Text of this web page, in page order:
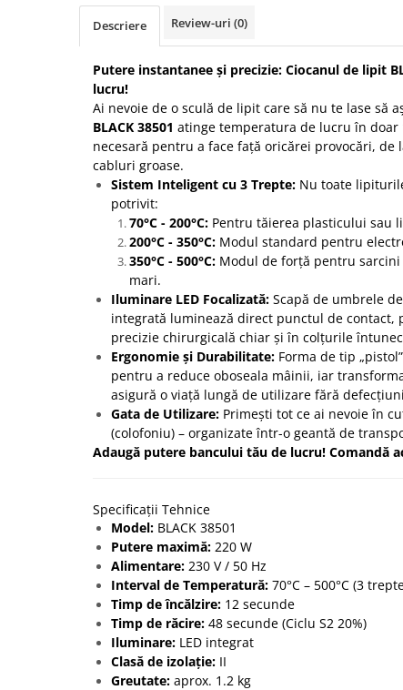
Protectia muncii
Scule Pneumatice
Suport motocicleta
Tunuri de caldura si aeroteme
Utilaje constructie
Descriere Review-uri (0)
Putere instantanee și precizie: Ciocanul de lipit
lucru!
Ai nevoie de o sculă de lipit care să nu te lase să
BLACK 38501 atinge temperatura de lucru în doar
necesară pentru a face față oricărei provocări, de
cabluri groase.
Sistem Inteligent cu 3 Trepte: Nu toate
potrivit:
70°C - 200°C: Pentru tăierea plasticului sau
200°C - 350°C: Modul standard pentru
350°C - 500°C: Modul de forță pentru
mari.
Iluminare LED Focalizată: Scapă de umbrele
integrată luminează direct punctul de contact,
precizie chirurgicală chiar și în colțurile
Ergonomie și Durabilitate: Forma de tip
pentru a reduce oboseala mâinii, iar
asigură o viață lungă de utilizare fără
Gata de Utilizare: Primești tot ce ai nevoie în
(colofoniu) – organizate într-o geantă de
Adaugă putere bancului tău de lucru! Comandă
Specificații Tehnice
Model: BLACK 38501
Putere maximă: 220 W
Alimentare: 230 V / 50 Hz
Interval de Temperatură: 70°C – 500°C (3
Timp de încălzire: 12 secunde
Timp de răcire: 48 secunde (Ciclu S2 20%)
Iluminare: LED integrat
Clasă de izolație: II
Greutate: aprox. 1.2 kg